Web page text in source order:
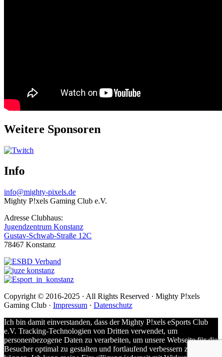
Weitere Sponsoren
Info
info@mighty-pixels.de
Mighty P!xels Gaming Club e.V.
Adresse Clubhaus:
Jugendzentrum Konstanz
Gustav-Schwab-Straße 12C
78467 Konstanz
Copyright © 2016-2025 · All Rights Reserved · Mighty P!xels
Gaming Club · Impressum · Datenschutz
Ich bin damit einverstanden, dass der Mighty P!xels eSports Club
e.V. Tracking-Technologien von Dritten verwendet, um
personenbezogene Daten zu verarbeiten, um unsere Webseite für die
Besucher optimal zu gestalten und fortlaufend verbessern zu